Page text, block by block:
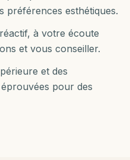
préférences esthétiques.
à votre écoute
et vous conseiller.
et des
pour des